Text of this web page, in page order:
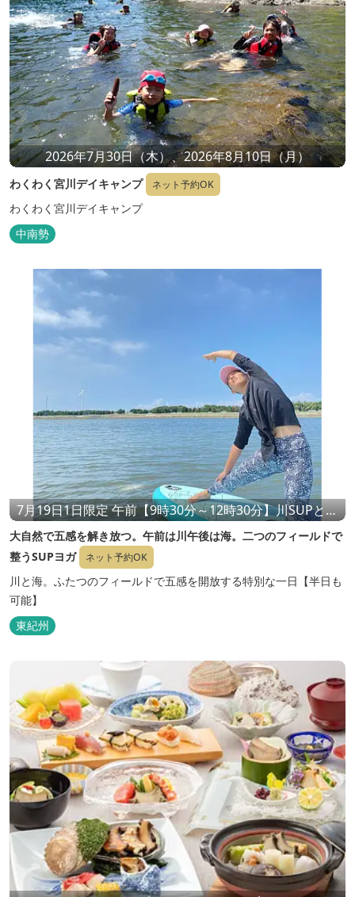
2026年7月30日（木）、2026年8月10日（月）
わくわく宮川デイキャンプ ネット予約OK
わくわく宮川デイキャンプ
中南勢
7月19日1日限定 午前【9時30分～12時30分】川SUPと川
ヨガ 午後【13時30分～16時30分】川から海SUPと海ヨ
ガ
大自然で五感を解き放つ。午前は川午後は海。二つのフィールドで
整うSUPヨガ
ネット予約OK
川と海。ふたつのフィールドで五感を開放する特別な一日【半日も
可能】
東紀州